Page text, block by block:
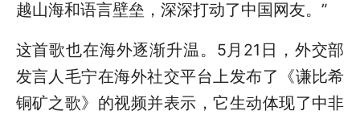
越山海和语言壁垒，深深打动了中国网友。”
这首歌也在海外逐渐升温。5月21日，外交部
发言人毛宁在海外社交平台上发布了《谦比希
铜矿之歌》的视频并表示，它生动体现了中非